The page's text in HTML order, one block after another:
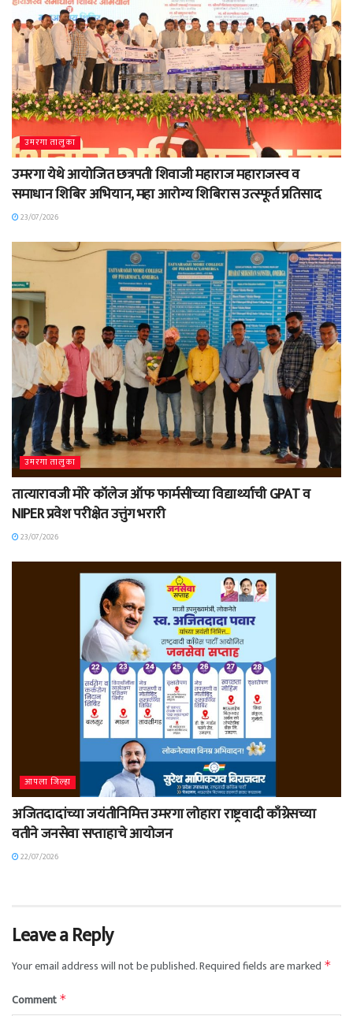
उमरगा तालुका
उमरगा येथे आयोजित छत्रपती शिवाजी महाराज महाराजस्व व
समाधान शिबिर अभियान, महा आरोग्य शिबिरास उत्स्फूर्त प्रतिसाद
23/07/2026
उमरगा तालुका
तात्यारावजी मोरे कॉलेज ऑफ फार्मसीच्या विद्यार्थ्याची GPAT व
NIPER प्रवेश परीक्षेत उत्तुंग भरारी
23/07/2026
आपला जिल्हा
अजितदादांच्या जयंतीनिमित्त उमरगा लोहारा राष्ट्रवादी काँग्रेसच्या
वतीने जनसेवा सप्ताहाचे आयोजन
22/07/2026
Leave a Reply
Your email address will not be published.Required fields are marked *
Comment *